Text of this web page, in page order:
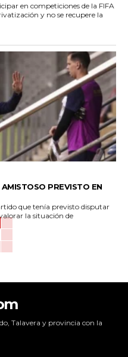
en competiciones de la FIFA
y no se recupere la
PREVISTO EN
que tenía previsto disputar
la situación de
Talavera y provincia con la